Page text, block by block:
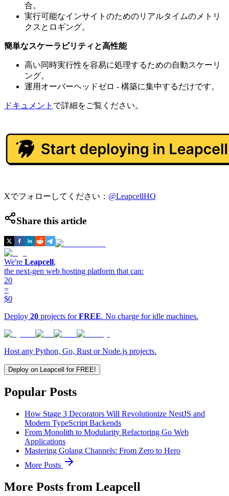
合。
実行可能なインサイトのためのリアルタイムのメトリ
クスとロギング。
簡単なスケーラビリティと高性能
高い同時実行性を容易に処理するための自動スケーリ
ング。
運用オーバーヘッドゼロ - 構築に集中するだけです。
ドキュメント で詳細をご覧ください。
Xでフォローしてください： @LeapcellHQ
Share this article
We're Leapcell,
the next-gen web hosting platform that can:
20
=
$0
Deploy 20 projects forFREE. No charge for idle machines.
Host any Python, Go, Rust or Node.js projects.
Deploy on Leapcell for FREE!
Popular Posts
How Stage 3 Decorators Will Revolutionize NestJS and
Modern TypeScript Backends
From Monolith to Modularity Refactoring Go Web
Applications
Mastering Golang Channels: From Zero to Hero
More Posts
More Posts from Leapcell